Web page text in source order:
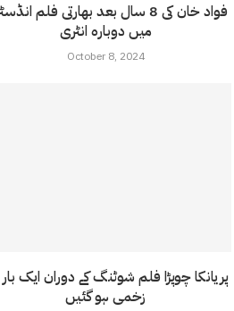
فواد خان کی 8 سال بعد بھارتی فلم
میں دوبارہ انٹری
October 8, 2024
پریانکا چوپڑا فلم شوٹنگ کے دوران ایک بار
زخمی ہو گئیں